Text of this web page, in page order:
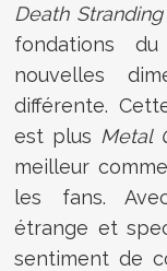
Death
fondations
nouvelles
différente.
est plus Metal
meilleur
les fans.
étrange et
sentiment de